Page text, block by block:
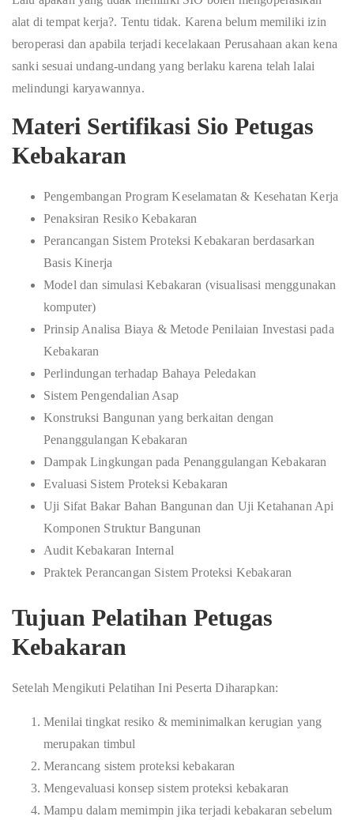
alat di tempat kerja?. Tentu tidak. Karena belum memiliki izin
beroperasi dan apabila terjadi kecelakaan Perusahaan akan kena
sanki sesuai undang-undang yang berlaku karena telah lalai
melindungi karyawannya.
Materi Sertifikasi Sio Petugas
Kebakaran
Pengembangan Program Keselamatan & Kesehatan Kerja
Penaksiran Resiko Kebakaran
Perancangan Sistem Proteksi Kebakaran berdasarkan
Basis Kinerja
Model dan simulasi Kebakaran (visualisasi menggunakan
komputer)
Prinsip Analisa Biaya & Metode Penilaian Investasi pada
Kebakaran
Perlindungan terhadap Bahaya Peledakan
Sistem Pengendalian Asap
Konstruksi Bangunan yang berkaitan dengan
Penanggulangan Kebakaran
Dampak Lingkungan pada Penanggulangan Kebakaran
Evaluasi Sistem Proteksi Kebakaran
Uji Sifat Bakar Bahan Bangunan dan Uji Ketahanan Api
Komponen Struktur Bangunan
Audit Kebakaran Internal
Praktek Perancangan Sistem Proteksi Kebakaran
Tujuan Pelatihan Petugas
Kebakaran
Setelah Mengikuti Pelatihan Ini Peserta Diharapkan:
Menilai tingkat resiko & meminimalkan kerugian yang
merupakan timbul
Merancang sistem proteksi kebakaran
Mengevaluasi konsep sistem proteksi kebakaran
Mampu dalam memimpin jika terjadi kebakaran sebelum